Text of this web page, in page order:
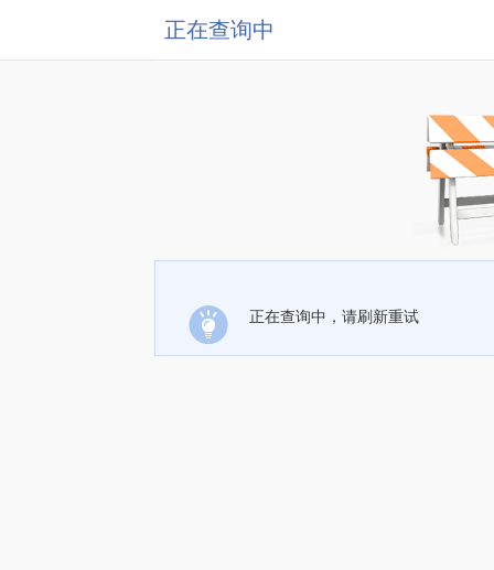
正在查询中
正在查询中，请刷新重试